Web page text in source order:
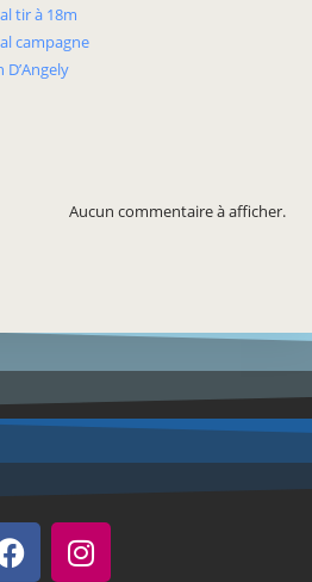
tir à 18m
campagne
Aucun commentaire à afficher.